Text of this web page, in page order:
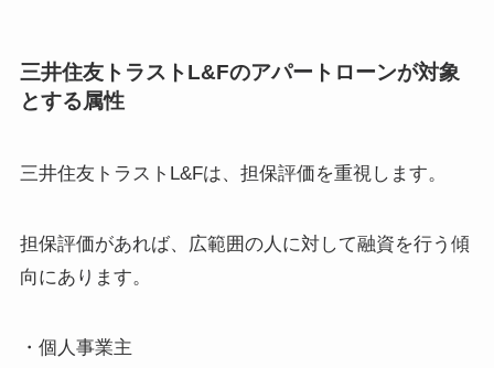
三井住友トラストL&Fのアパートローンが対象
とする属性
三井住友トラストL&Fは、担保評価を重視します。
担保評価があれば、広範囲の人に対して融資を行う傾
向にあります。
・個人事業主